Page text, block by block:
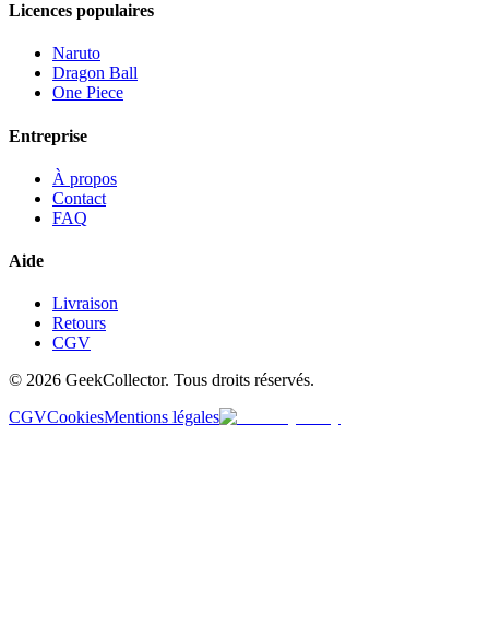
Licences populaires
Naruto
Dragon Ball
One Piece
Entreprise
À propos
Contact
FAQ
Aide
Livraison
Retours
CGV
© 2026 GeekCollector. Tous droits réservés.
CGVCookiesMentions légales